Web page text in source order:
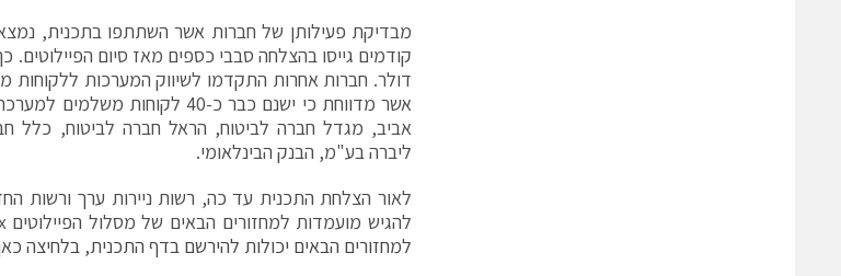
מבדיקת פעילותן של חברות אשר השתתפו בתכנית,
אביב, מגדל חברה לביטוח, הראל חברה לביטוח, כלל
ליברה בע"מ, הבנק הבינלאומי.
לאור הצלחת התכנית עד כה, רשות ניירות ערך ורשות
להגיש מועמדות למחזורים הבאים של מסלול הפיילוטים Data Sandbox.
למחזורים הבאים יכולות להירשם בדף התכנית, בלחיצה